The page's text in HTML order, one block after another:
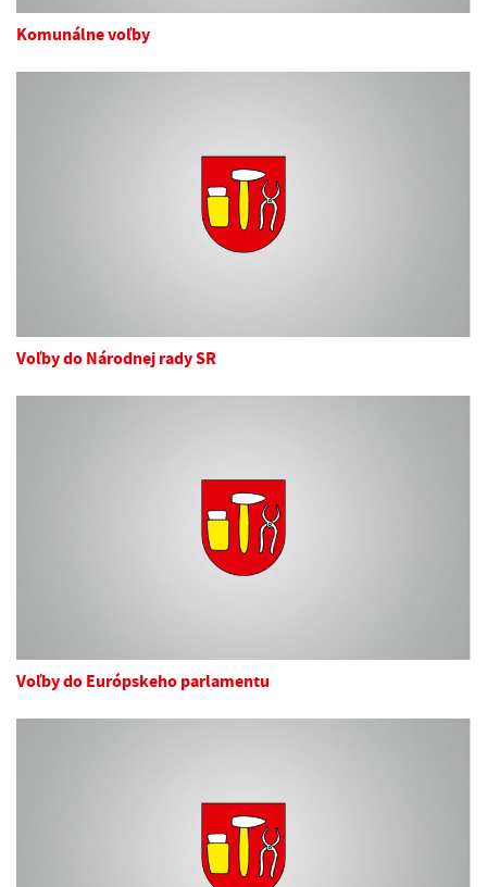
Komunálne voľby
Voľby do Národnej rady SR
Voľby do Európskeho parlamentu